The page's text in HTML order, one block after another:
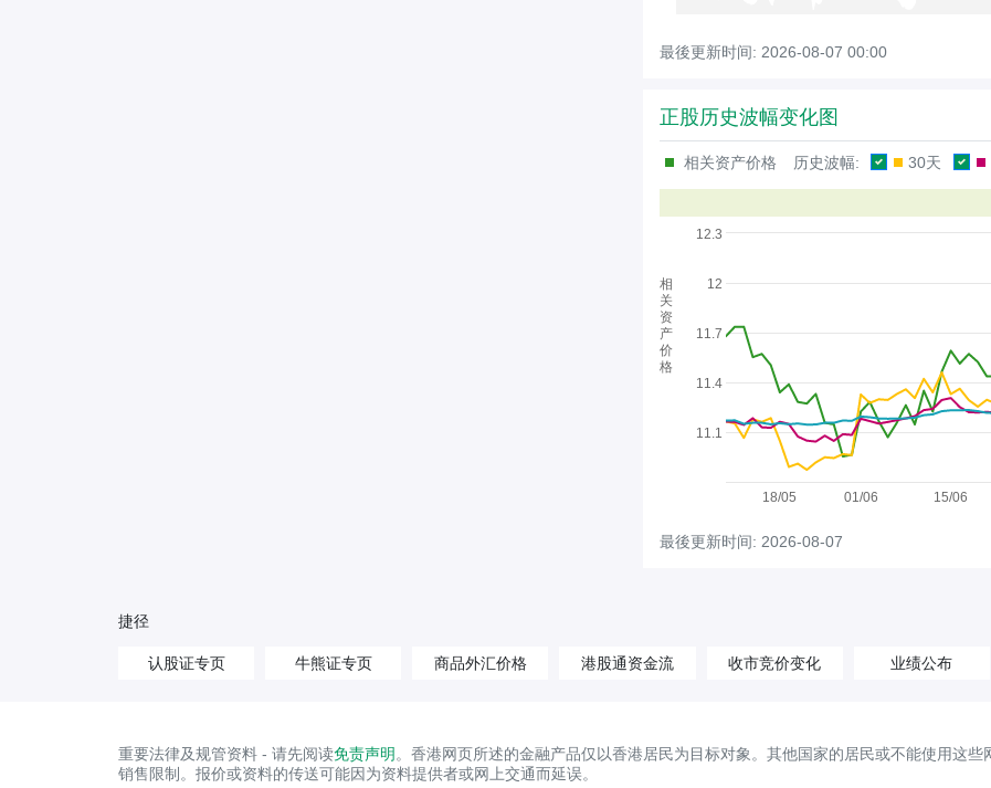
最後更新时间: 2026-08-07 00:00
正股历史波幅变化图
相关资产价格 历史波幅: 30天
18/05 01/06 15/06
11.1
11.4
11.7
12
12.3
相
关
资
产
价
格
最後更新时间: 2026-08-07
捷径
认股证专页 牛熊证专页 商品外汇价格 港股通资金流 收市竞价变化 业绩公布
重要法律及规管资料 - 请先阅读免责声明 。香港网页所述的金融产品仅以香港居民为目标对象。其他国家的居民或不能使用这
销售限制。报价或资料的传送可能因为资料提供者或网上交通而延误。